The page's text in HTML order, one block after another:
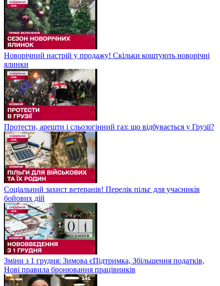
Новорічний настрій у продажу! Скільки коштують новорічні
ялинки
Протести, арешти і сльозогінний газ: що відбувається у Грузії?
Соціальний захист ветеранів! Перелік пільг для учасників
бойових дій
Зміни з 1 грудня: Зимова єПідтримка, Збільшення податків,
Нові правила бронювання працівників